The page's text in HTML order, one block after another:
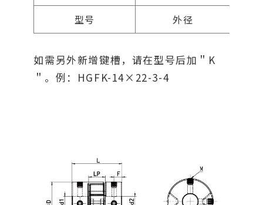
型号
外径
如需另外新增键槽，请在型号后加＂K
＂。例：HGFK-14×22-3-4